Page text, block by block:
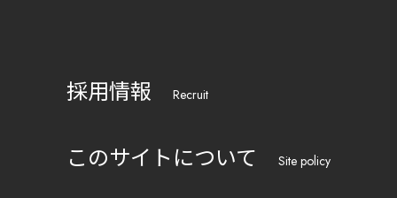
採用情報 Recruit
このサイトについて Site policy